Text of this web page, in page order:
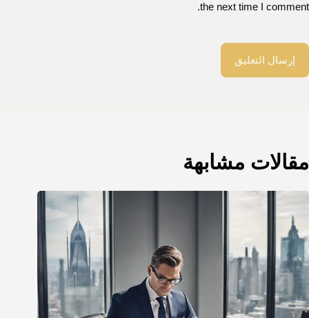
the next time I comment.
إرسال التعليق
مقالات مشابهة